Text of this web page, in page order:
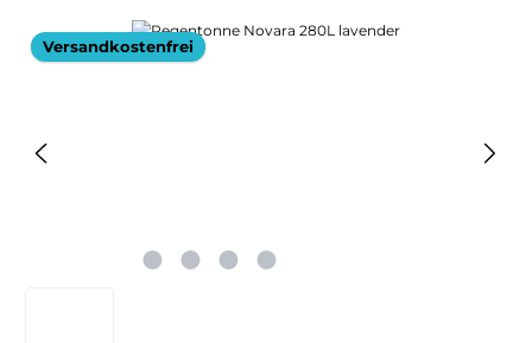
Bildergalerie überspringen
Versandkostenfrei